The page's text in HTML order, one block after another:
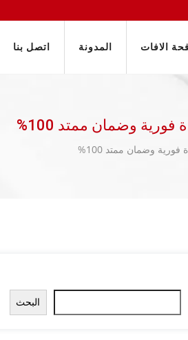
الافات المدونة اتصل بنا
وضمان ممتد 100%
وضمان ممتد 100%
البحث